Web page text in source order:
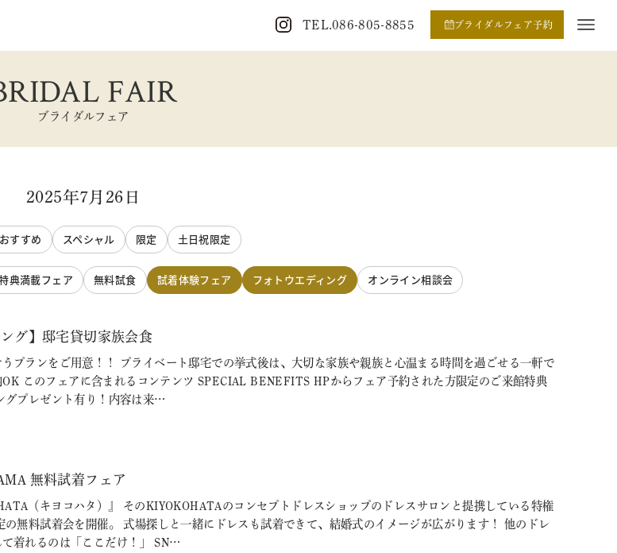
TEL.086-805-8855 ブライダルフェア予約
FAIR
ブライダルフェア
2025年7月26日
おすすめ スペシャル 限定 土日祝限定
典満載フェア 無料試食 試着体験フェア フォトウエディング オンライン相談会
グ】邸宅貸切家族会食
プランをご用意！！ プライベート邸宅での挙式後は、大切な家族や親族と心温まる時間を過ごせる一軒で
このフェアに含まれるコンテンツ SPECIAL BENEFITS HPからフェア予約された方限定のご来館特典
グプレゼント有り！内容は来…
無料試着フェア
（キヨコハタ）』 そのKIYOKOHATAのコンセプトドレスショップのドレスサロンと提携している特権
無料試着会を開催。 式場探しと一緒にドレスも試着できて、結婚式のイメージが広がります！ 他のドレ
着れるのは「ここだけ！」 SN…